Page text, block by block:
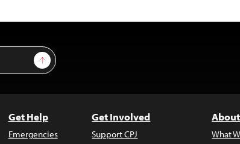
Sign Up
Get Help
Emergencies
Get Involved
Support CPJ What